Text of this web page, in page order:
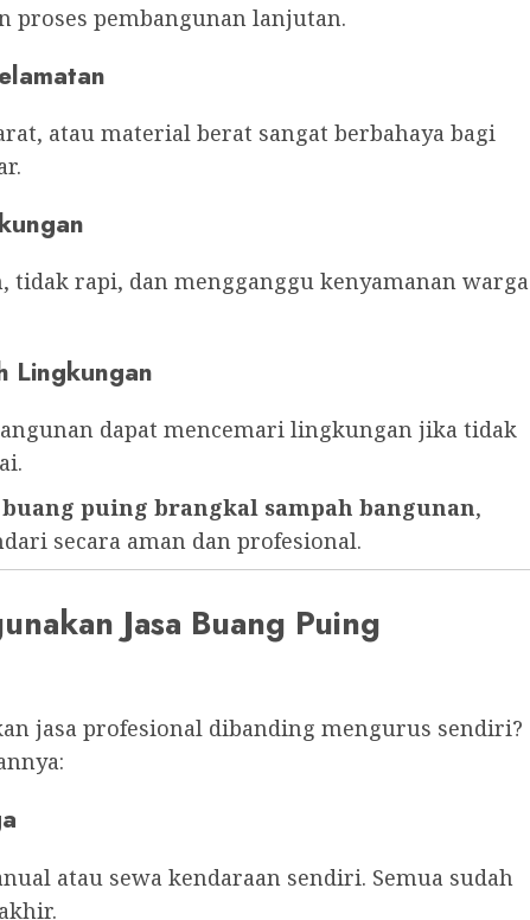
proses pembangunan lanjutan.
atau material berat sangat berbahaya bagi
rapi, dan mengganggu kenyamanan warga
Lingkungan
dapat mencemari lingkungan jika tidak
buang puing brangkal sampah bangunan,
secara aman dan profesional.
Jasa Buang Puing
jasa profesional dibanding mengurus sendiri?
atau sewa kendaraan sendiri. Semua sudah